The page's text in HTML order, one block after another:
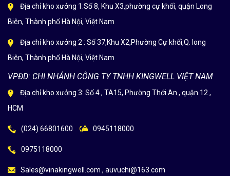
Địa chỉ kho xưởng 1:Số 8, Khu X3,phường cự khối, quận Long
Biên, Thành phố Hà Nội, Việt Nam
Địa chỉ kho xưởng 2 : Số 37,Khu X2,Phường Cự khối,Q. long
Biên, Thành phố Hà Nội, Việt Nam
VPĐD: CHI NHÁNH CÔNG TY TNHH KINGWELL VIỆT NAM
Địa chỉ kho xưởng 3: Số 4 , TA15, Phường Thới An , quận 12 ,
HCM
(024) 66801600 0945118000
0975118000
Sales@vinakingwell.com , auvuchi@163.com